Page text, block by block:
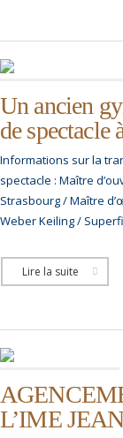
Un ancien
de spectacle
Informations sur la
spectacle : Maître
Strasbourg / Maître
Weber Keiling /
Lire la suite
L’IME